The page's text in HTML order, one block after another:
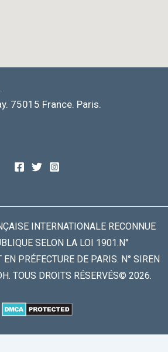
75015 France. Paris.
INTERNATIONALE RECONNUE
SELON LA LOI 1901.N°
PRÉFECTURE DE PARIS. N° SIREN
TOUS DROITS RÉSERVÉS© 2026.